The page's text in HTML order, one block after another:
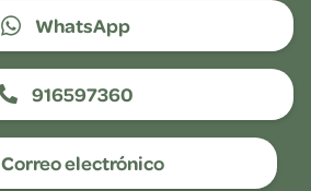
WhatsApp
916597360
Correo electrónico